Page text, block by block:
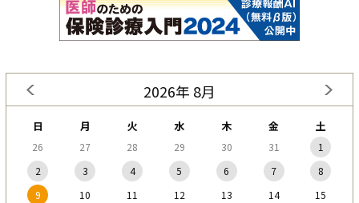
2026年 8月
日 月 火 水 木 金 土
26 27 28 29 30 31
1
2
3 4 5 6 7
8
9
10 11 12 13 14
15